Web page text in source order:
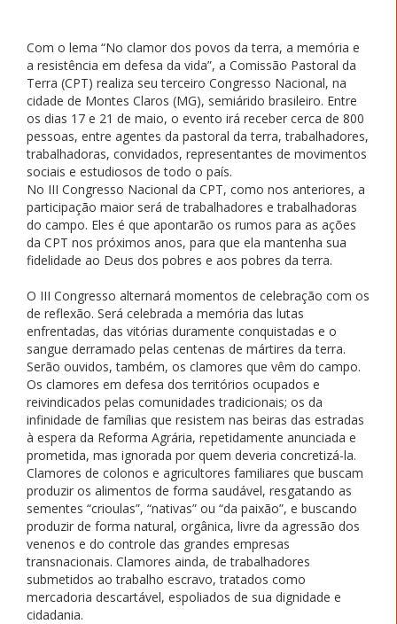
Com o lema “No clamor dos povos da terra, a memória e
a resistência em defesa da vida”, a Comissão Pastoral da
Terra (CPT) realiza seu terceiro Congresso Nacional, na
cidade de Montes Claros (MG), semiárido brasileiro. Entre
os dias 17 e 21 de maio, o evento irá receber cerca de 800
pessoas, entre agentes da pastoral da terra, trabalhadores,
trabalhadoras, convidados, representantes de movimentos
sociais e estudiosos de todo o país.
No III Congresso Nacional da CPT, como nos anteriores, a
participação maior será de trabalhadores e trabalhadoras
do campo. Eles é que apontarão os rumos para as ações
da CPT nos próximos anos, para que ela mantenha sua
fidelidade ao Deus dos pobres e aos pobres da terra.
O III Congresso alternará momentos de celebração com os
de reflexão. Será celebrada a memória das lutas
enfrentadas, das vitórias duramente conquistadas e o
sangue derramado pelas centenas de mártires da terra.
Serão ouvidos, também, os clamores que vêm do campo.
Os clamores em defesa dos territórios ocupados e
reivindicados pelas comunidades tradicionais; os da
infinidade de famílias que resistem nas beiras das estradas
à espera da Reforma Agrária, repetidamente anunciada e
prometida, mas ignorada por quem deveria concretizá-la.
Clamores de colonos e agricultores familiares que buscam
produzir os alimentos de forma saudável, resgatando as
sementes “crioulas”, “nativas” ou “da paixão”, e buscando
produzir de forma natural, orgânica, livre da agressão dos
venenos e do controle das grandes empresas
transnacionais. Clamores ainda, de trabalhadores
submetidos ao trabalho escravo, tratados como
mercadoria descartável, espoliados de sua dignidade e
cidadania.